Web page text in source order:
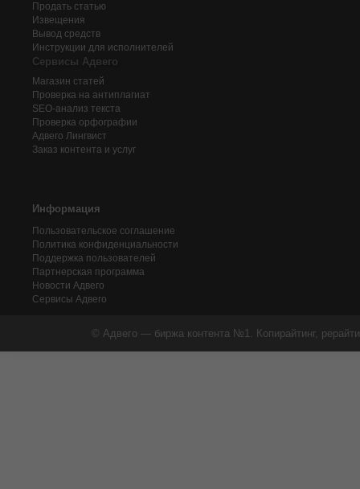
Продать статью
Извещения
Вывод средств
Инструкции для исполнителей
Сервисы Адвего
Магазин статей
Проверка на антиплагиат
SEO-анализ текста
Проверка орфографии
Адвего Лингвист
Заказ контента и услуг
Информация
Пользовательское соглашение
Политика конфиденциальности
Поддержка пользователей
Партнерская программа
Новости Адвего
Сервисы Адвего
© Адвего — биржа контента №1. Копирайтинг,